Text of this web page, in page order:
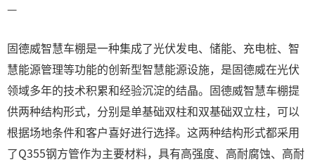
—
固德威智慧车棚是一种集成了光伏发电、储能、充电桩、智
慧能源管理等功能的创新型智慧能源设施，是固德威在光伏
领域多年的技术积累和经验沉淀的结晶。固德威智慧车棚提
供两种结构形式，分别是单基础双柱和双基础双立柱，可以
根据场地条件和客户喜好进行选择。这两种结构形式都采用
了Q355钢方管作为主要材料，具有高强度、高耐腐蚀、高耐